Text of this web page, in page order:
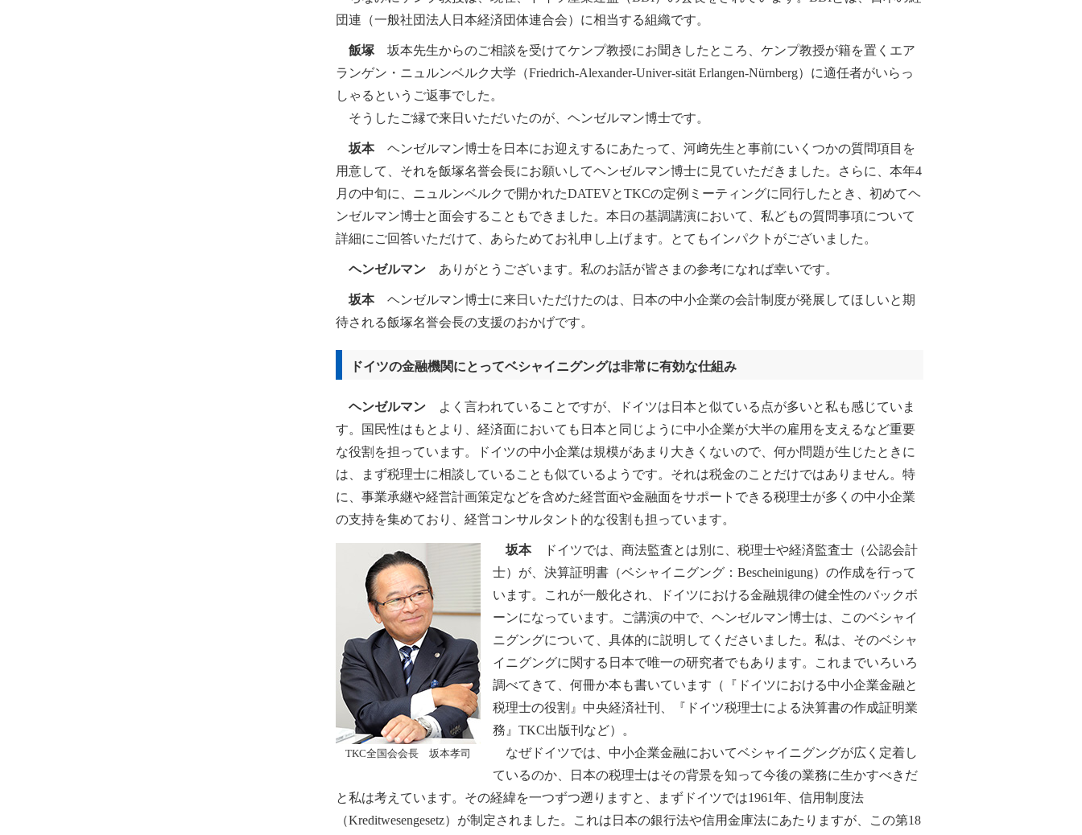
団連（一般社団法人日本経済団体連合会）に相当する組織です。
飯塚坂本先生からのご相談を受けてケンプ教授にお聞きしたところ、ケンプ教授が籍を置くエア
ランゲン・ニュルンベルク大学（Friedrich-Alexander-Univer-sität Erlangen-Nürnberg）に適任者がいらっ
しゃるというご返事でした。
そうしたご縁で来日いただいたのが、ヘンゼルマン博士です。
坂本ヘンゼルマン博士を日本にお迎えするにあたって、河﨑先生と事前にいくつかの質問項目を
用意して、それを飯塚名誉会長にお願いしてヘンゼルマン博士に見ていただきました。さらに、本年4
月の中旬に、ニュルンベルクで開かれたDATEVとTKCの定例ミーティングに同行したとき、初めてヘ
ンゼルマン博士と面会することもできました。本日の基調講演において、私どもの質問事項について
詳細にご回答いただけて、あらためてお礼申し上げます。とてもインパクトがございました。
ヘンゼルマン ありがとうございます。私のお話が皆さまの参考になれば幸いです。
坂本ヘンゼルマン博士に来日いただけたのは、日本の中小企業の会計制度が発展してほしいと期
待される飯塚名誉会長の支援のおかげです。
ドイツの金融機関にとってベシャイニグングは非常に有効な仕組み
ヘンゼルマン よく言われていることですが、ドイツは日本と似ている点が多いと私も感じていま
す。国民性はもとより、経済面においても日本と同じように中小企業が大半の雇用を支えるなど重要
な役割を担っています。ドイツの中小企業は規模があまり大きくないので、何か問題が生じたときに
は、まず税理士に相談していることも似ているようです。それは税金のことだけではありません。特
に、事業承継や経営計画策定などを含めた経営面や金融面をサポートできる税理士が多くの中小企業
の支持を集めており、経営コンサルタント的な役割も担っています。
TKC全国会会長 坂本孝司
坂本ドイツでは、商法監査とは別に、税理士や経済監査士（公認会計
士）が、決算証明書（ベシャイニグング：Bescheinigung）の作成を行って
います。これが一般化され、ドイツにおける金融規律の健全性のバックボ
ーンになっています。ご講演の中で、ヘンゼルマン博士は、このベシャイ
ニグングについて、具体的に説明してくださいました。私は、そのベシャ
イニグングに関する日本で唯一の研究者でもあります。これまでいろいろ
調べてきて、何冊か本も書いています（『ドイツにおける中小企業金融と
税理士の役割』中央経済社刊、『ドイツ税理士による決算書の作成証明業
務』TKC出版刊など）。
なぜドイツでは、中小企業金融においてベシャイニグングが広く定着し
ているのか、日本の税理士はその背景を知って今後の業務に生かすべきだ
と私は考えています。その経緯を一つずつ遡りますと、まずドイツでは1961年、信用制度法
（Kreditwesengesetz）が制定されました。これは日本の銀行法や信用金庫法にあたりますが、この第18